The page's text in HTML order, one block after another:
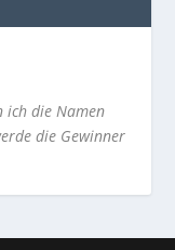
ich die Namen
die Gewinner